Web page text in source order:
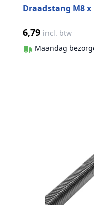
Draadstang M8 x
6,79 incl. btw
Maandag